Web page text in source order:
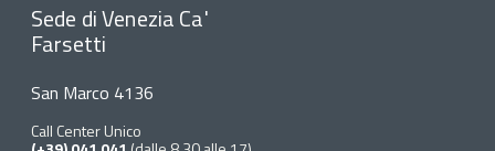
Sede di Venezia Ca'
Farsetti
San Marco 4136
Call Center Unico